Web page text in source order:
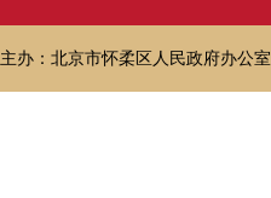
主办：北京市怀柔区人民政府办公室